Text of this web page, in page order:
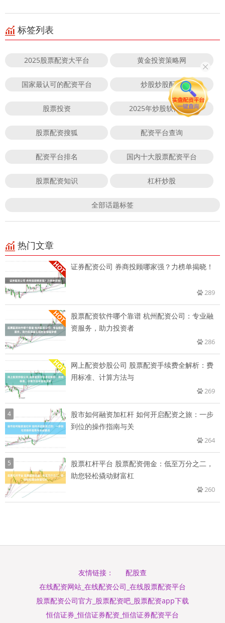
标签列表
2025股票配资大平台 黄金投资策略网
国家最认可的配资平台 炒股炒股配资
股票投资 2025年炒股软件下载
股票配资搜狐 配资平台查询
配资平台排名 国内十大股票配资平台
股票配资知识 杠杆炒股
全部话题标签
热门文章
证券配资公司 券商投顾哪家强？力榜单揭晓！
289
股票配资软件哪个靠谱 杭州配资公司：专业融
资服务，助力投资者
286
网上配资炒股公司 股票配资手续费全解析：费
用标准、计算方法与
269
4
股市如何融资加杠杆 如何开启配资之旅：一步
到位的操作指南与关
264
5
股票杠杆平台 股票配资佣金：低至万分之二，
助您轻松撬动财富杠
260
友情链接：
配股查
在线配资网站_在线配资公司_在线股票配资平台
股票配资公司官方_股票配资吧_股票配资app下载
恒信证券_恒信证券配资_恒信证券配资平台